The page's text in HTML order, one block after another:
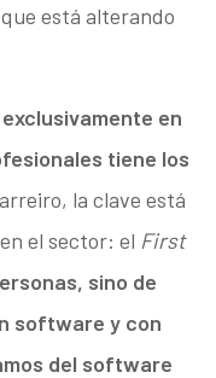
está alterando
en
tiene los
la clave está
el sector: el First
sino de
software y con
del software